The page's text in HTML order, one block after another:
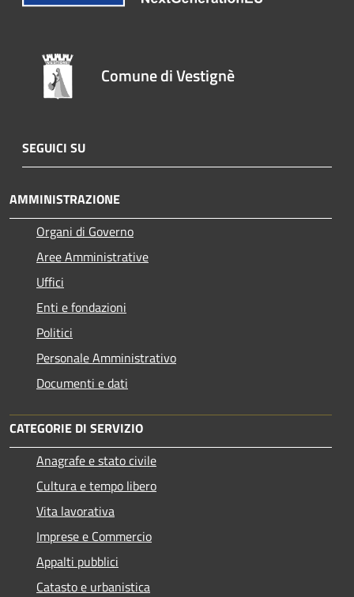
Comune di Vestignè
SEGUICI SU
AMMINISTRAZIONE
Organi di Governo
Aree Amministrative
Uffici
Enti e fondazioni
Politici
Personale Amministrativo
Documenti e dati
CATEGORIE DI SERVIZIO
Anagrafe e stato civile
Cultura e tempo libero
Vita lavorativa
Imprese e Commercio
Appalti pubblici
Catasto e urbanistica